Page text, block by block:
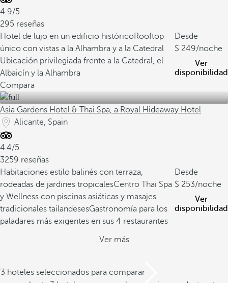
4.9/5
295 reseñas
Hotel de lujo en un edificio históricoRooftop
único con vistas a la Alhambra y a la Catedral
Ubicación privilegiada frente a la Catedral, el
Albaicín y la Alhambra
Desde
249/noche
Ver
disponibilidad
Compara
Asia Gardens Hotel & Thai Spa, a Royal Hideaway Hotel
Alicante, Spain
4.4/5
3259 reseñas
Habitaciones estilo balinés con terraza,
rodeadas de jardines tropicalesCentro Thai Spa
y Wellness con piscinas asiáticas y masajes
tradicionales tailandesesGastronomía para los
paladares más exigentes en sus 4 restaurantes
Desde
253/noche
Ver
disponibilidad
Ver más
hoteles seleccionados para comparar